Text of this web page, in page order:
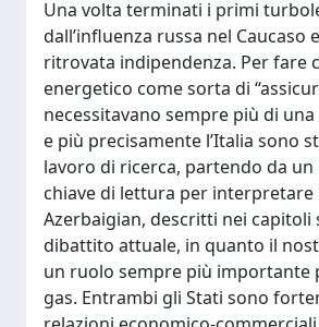
Una volta terminati i primi
dall’influenza russa nel
ritrovata indipendenza. Per fare
energetico come sorta di
necessitavano sempre più di
e più precisamente l’Italia sono
lavoro di ricerca, partendo da
chiave di lettura per
Azerbaigian, descritti nei capitoli
dibattito attuale, in quanto il
un ruolo sempre più importante
gas. Entrambi gli Stati sono